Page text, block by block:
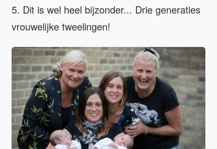
5. Dit is wel heel bijzonder... Drie generaties
vrouwelijke tweelingen!